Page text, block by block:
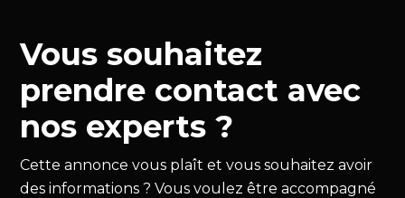
Vous souhaitez
prendre contact avec
nos experts ?
Cette annonce vous plaît et vous souhaitez avoir
des informations ? Vous voulez être accompagné